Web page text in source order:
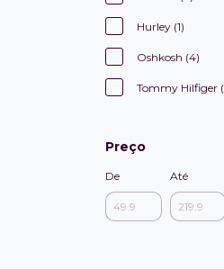
Hurley (1)
Oshkosh (4)
Tommy Hilfiger
Preço
De Até